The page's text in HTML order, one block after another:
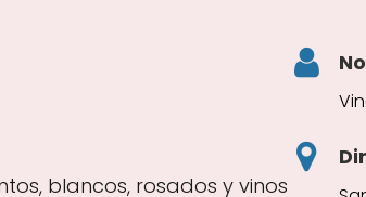
blancos, rosados y vinos